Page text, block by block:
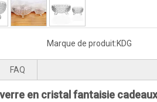
Marque de produit:KDG
FAQ
en cristal fantaisie cadeaux